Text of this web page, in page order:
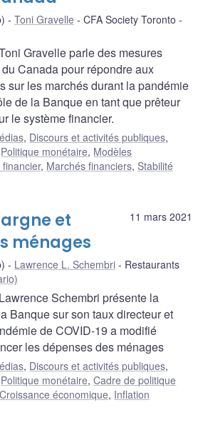
Toni Gravelle
CFA Society Toronto
Gravelle parle des mesures
Canada pour répondre aux
sur les marchés durant la pandémie
de la Banque en tant que prêteur
le système financier.
, Discours et activités publiques,
Politique monétaire, Modèles
, Marchés financiers, Stabilité
11 mars 2021
et
ménages
Lawrence L. Schembri
Restaurants
Schembri présente la
Banque sur son taux directeur et
de COVID-19 a modifié
les dépenses des ménages
, Discours et activités publiques,
Politique monétaire,Cadre de politique
économique, Inflation